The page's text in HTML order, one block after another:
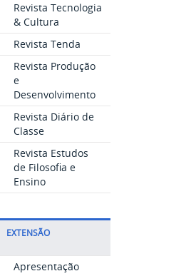
Revista Tecnologia
& Cultura
Revista Tenda
Revista Produção
e
Desenvolvimento
Revista Diário de
Classe
Revista Estudos
de Filosofia e
Ensino
EXTENSÃO
Apresentação